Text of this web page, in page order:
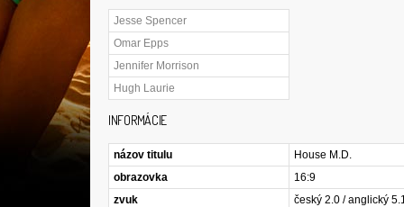
Jesse Spencer
Omar Epps
Jennifer Morrison
Hugh Laurie
INFORMÁCIE
názov titulu
House M.D.
obrazovka
16:9
zvuk
český 2.0 / anglický